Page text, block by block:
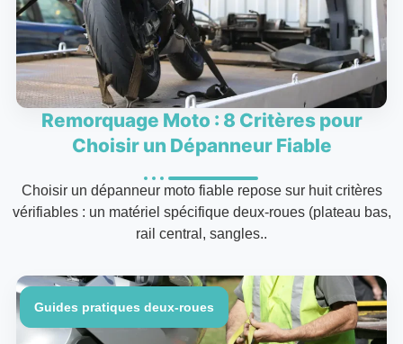
Remorquage Moto : 8 Critères pour
Choisir un Dépanneur Fiable
Choisir un dépanneur moto fiable repose sur huit critères
vérifiables : un matériel spécifique deux-roues (plateau bas,
rail central, sangles..
Guides pratiques deux-roues